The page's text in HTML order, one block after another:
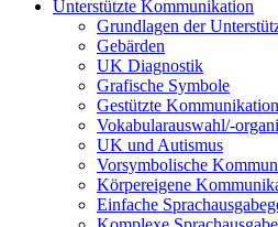
Unterstützte Kommunikation
Grundlagen der
Gebärden
UK Diagnostik
Grafische Symbole
Gestützte Kommunikation
Vokabularauswahl/-
UK und Autismus
Vorsymbolische
Körpereigene
Einfache